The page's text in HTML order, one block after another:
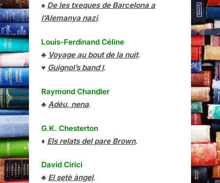
♠ De les txeques de Barcelona a
l’Alemanya nazi.
Louis-Ferdinand Céline
♣ Voyage au bout de la nuit.
♥ Guignol’s band I.
Raymond Chandler
♣ Adéu, nena.
G.K. Chesterton
♦ Els relats del pare Brown.
David Cirici
♣ El setè àngel.